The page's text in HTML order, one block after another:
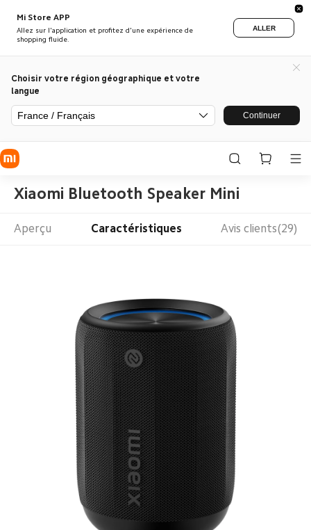
Mi Store APP
Allez sur l'application et profitez d'une expérience de
shopping fluide.
ALLER
Choisir votre région géographique et votre
langue
France / Français Continuer
Xiaomi Bluetooth Speaker Mini
Aperçu Caractéristiques Avis clients(29)